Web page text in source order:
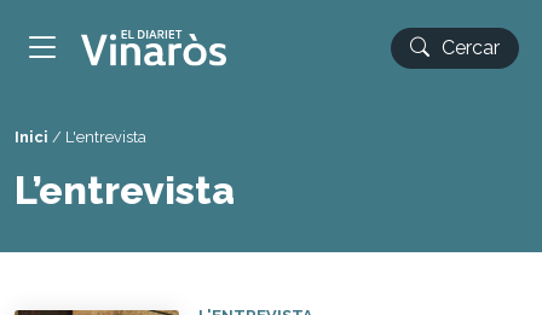
Cercar
Inici / L'entrevista
L’entrevista